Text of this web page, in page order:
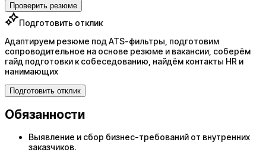
Проверить резюме
Подготовить отклик
Адаптируем резюме под ATS-фильтры, подготовим
сопроводительное на основе резюме и вакансии, соберём
гайд подготовки к собеседованию, найдём контакты HR и
нанимающих
Подготовить отклик
Обязанности
Выявление и сбор бизнес-требований от внутренних
заказчиков.